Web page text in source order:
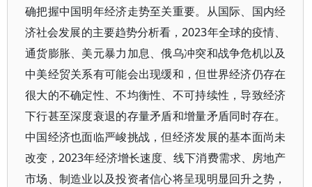
确把握中国明年经济走势至关重要。从国际、国内经
济社会发展的主要趋势分析看，2023年全球的疫情、
通货膨胀、美元暴力加息、俄乌冲突和战争危机以及
中美经贸关系有可能会出现缓和，但世界经济仍存在
很大的不确定性、不均衡性、不可持续性，导致经济
下行甚至深度衰退的存量矛盾和增量矛盾同时存在。
中国经济也面临严峻挑战，但经济发展的基本面尚未
改变，2023年经济增长速度、线下消费需求、房地产
市场、制造业以及投资者信心将呈现明显回升之势，